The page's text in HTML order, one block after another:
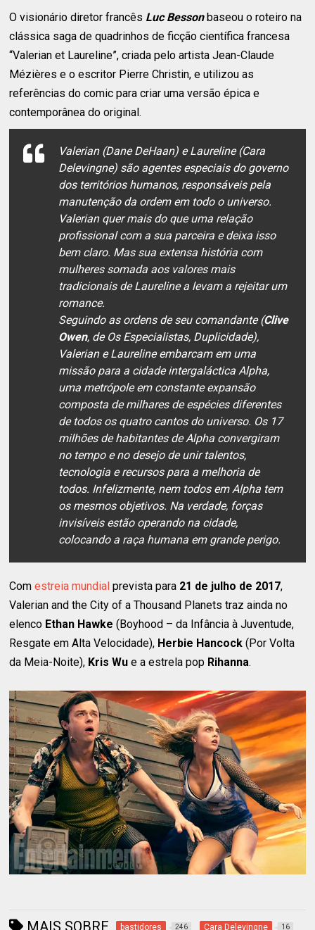
O visionário diretor francês Luc Bessonbaseou o roteiro na
clássica saga de quadrinhos de ficção científica francesa
“Valerian et Laureline”, criada pelo artista Jean-Claude
Mézières e o escritor Pierre Christin, e utilizou as
referências do comic para criar uma versão épica e
contemporânea do original.
Valerian (Dane DeHaan) e Laureline (Cara
Delevingne) são agentes especiais do governo
dos territórios humanos, responsáveis ​​pela
manutenção da ordem em todo o universo.
Valerian quer mais do que uma relação
profissional com a sua parceira e deixa isso
bem claro. Mas sua extensa história com
mulheres somada aos valores mais
tradicionais de Laureline a levam a rejeitar um
romance.
Seguindo as ordens de seu comandante (Clive
Owen, de Os Especialistas, Duplicidade),
Valerian e Laureline embarcam em uma
missão para a cidade intergaláctica Alpha,
uma metrópole em constante expansão
composta de milhares de espécies diferentes
de todos os quatro cantos do universo. Os 17
milhões de habitantes de Alpha convergiram
no tempo e no desejo de unir talentos,
tecnologia e recursos para a melhoria de
todos. Infelizmente, nem todos em Alpha tem
os mesmos objetivos. Na verdade, forças
invisíveis estão operando na cidade,
colocando a raça humana em grande perigo.
Comestreia mundial prevista para 21 de julho de 2017,
Valerian and the City of a Thousand Planets traz ainda no
elenco Ethan Hawke (Boyhood – da Infância à Juventude,
Resgate em Alta Velocidade), Herbie Hancock (Por Volta
da Meia-Noite), Kris Wu e a estrela pop Rihanna.
MAIS SOBRE bastidores 246 Cara Delevingne 16